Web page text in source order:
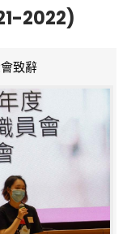
2022)
致辭